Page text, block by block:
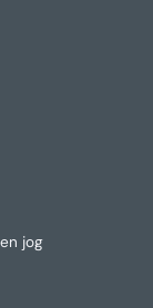
jog